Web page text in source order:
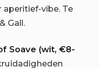
aperitief-vibe. Te
Gall.
Soave (wit, €8-